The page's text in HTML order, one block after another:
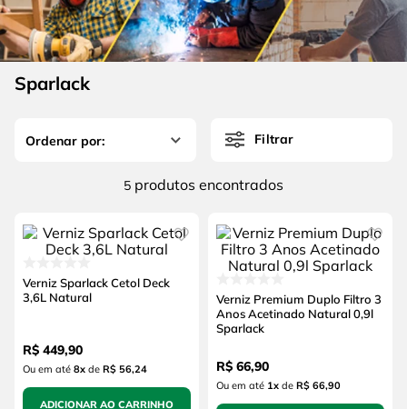
Sparlack
Filtrar
5 produtos
Verniz Sparlack Cetol Deck
3,6L Natural
R$ 449,90
Ou em até 8xde R$ 56,24
ADICIONAR AO CARRINHO
Verniz Premium Duplo Filtro 3
Anos Acetinado Natural 0,9l
Sparlack
R$ 66,90
Ou em até 1xde R$ 66,90
6º fio
7º chave impacto
8º disco corte
serra copo
4 º escada
5º serra circular
º
disco corte